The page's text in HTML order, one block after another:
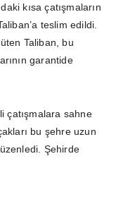
kısa çatışmaların
teslim edildi.
Taliban, bu
garantide
çatışmalara sahne
bu şehre uzun
Şehirde